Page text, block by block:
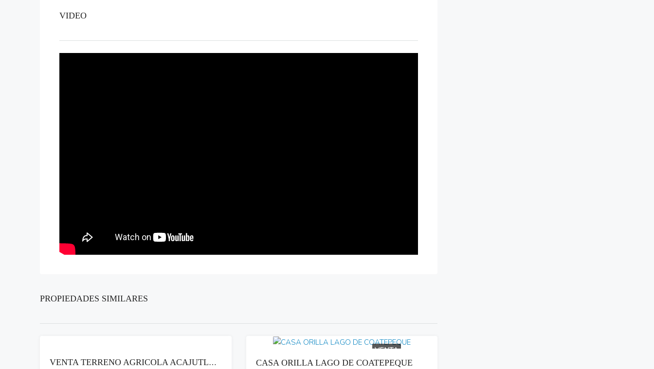
VIDEO
PROPIEDADES SIMILARES
VENTA TERRENO AGRICOLA ACAJUTLA SONSONATE CON HACIENDA GANADERA
VENTA
CASA ORILLA LAGO DE COATEPEQUE